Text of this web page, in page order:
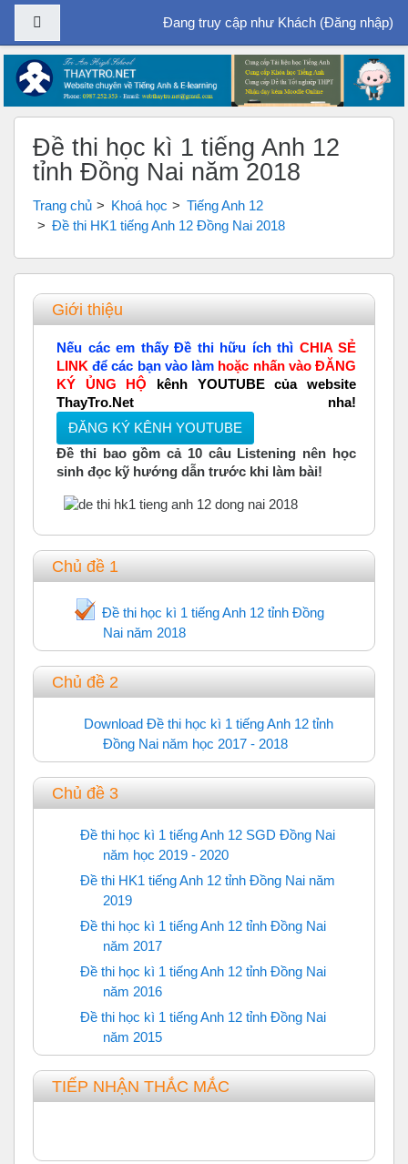
Chuyển tới nội dung chính
Bảng điều khiển cạnhĐang truy cập như Khách (Đăng nhập)
Đề thi học kì 1 tiếng Anh 12
tỉnh Đồng Nai năm 2018
Trang chủ Khoá học
Tiếng Anh 12
Đề thi HK1 tiếng Anh 12 Đồng Nai 2018
Tổng quan các chủ đề
Giới thiệu
Nếu các em thấy Đề thi hữu ích thì CHIA SẺ
LINKđể các bạn vào làm hoặc nhấn vào ĐĂNG
KÝ ỦNG HỘ kênh YOUTUBE của website
ThayTro.Net nha!
ĐĂNG KÝ KÊNH YOUTUBE
Đề thi bao gồm cả 10 câu Listening nên học
sinh đọc kỹ hướng dẫn trước khi làm bài!
Chủ đề 1
Đề thi học kì 1 tiếng Anh 12 tỉnh Đồng
Nai năm 2018Trắc nghiệm
Chủ đề 2
Download Đề thi học kì 1 tiếng Anh 12 tỉnh
Đồng Nai năm học 2017 - 2018
URL
Chủ đề 3
Đề thi học kì 1 tiếng Anh 12 SGD Đồng Nai
năm học 2019 - 2020
URL
Đề thi HK1 tiếng Anh 12 tỉnh Đồng Nai năm
2019
URL
Đề thi học kì 1 tiếng Anh 12 tỉnh Đồng Nai
năm 2017
URL
Đề thi học kì 1 tiếng Anh 12 tỉnh Đồng Nai
năm 2016
URL
Đề thi học kì 1 tiếng Anh 12 tỉnh Đồng Nai
năm 2015
URL
TIẾP NHẬN THẮC MẮC